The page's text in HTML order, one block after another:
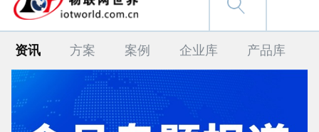
资讯 方案 案例 企业库 产品库